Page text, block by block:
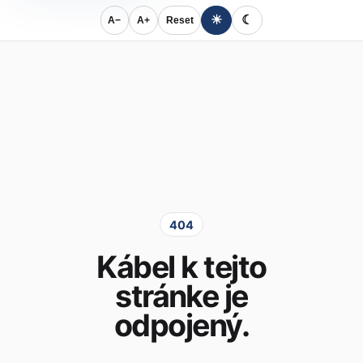
A− A+ Reset ☀ ☾
404
Kábel k tejto
stránke je
odpojený.